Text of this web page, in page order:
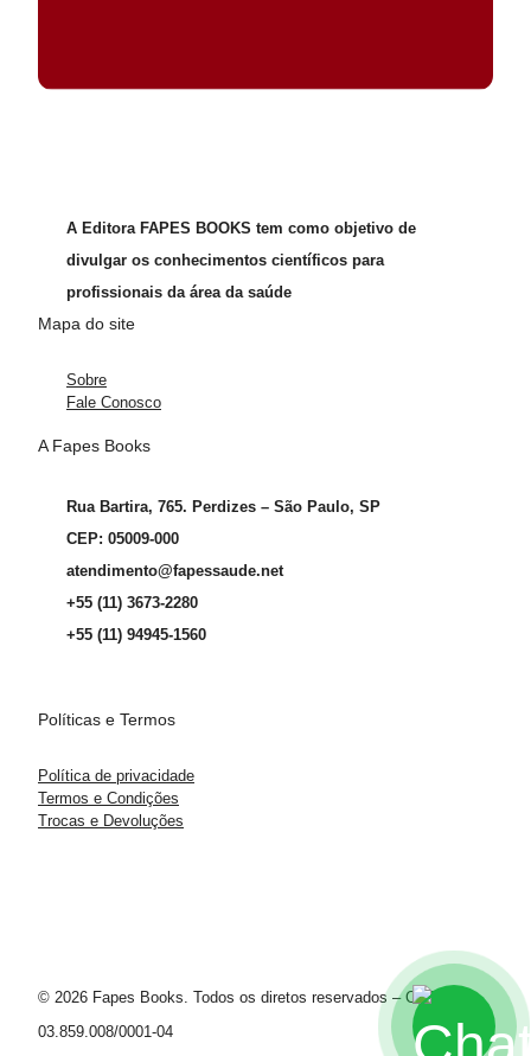
A Editora FAPES BOOKS tem como objetivo de
divulgar os conhecimentos científicos para
profissionais da área da saúde
Mapa do site
Sobre
Fale Conosco
A Fapes Books
Rua Bartira, 765. Perdizes – São Paulo, SP
CEP: 05009-000
atendimento@fapessaude.net
+55 (11) 3673-2280
+55 (11) 94945-1560
Políticas e Termos
Política de privacidade
Termos e Condições
Trocas e Devoluções
© 2026 Fapes Books. Todos os diretos reservados – CNPJ
03.859.008/0001-04